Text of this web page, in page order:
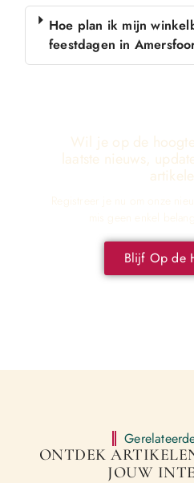
Hoe plan ik mijn
feestdagen in
Wil je op de
laatste nieuws,
Registreer je nu om onze
mis geen enkel
Blijf Op de
ONTDEK
JOUW